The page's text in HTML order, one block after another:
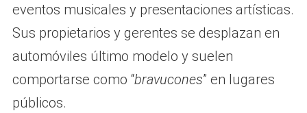
eventos musicales y presentaciones artísticas.
Sus propietarios y gerentes se desplazan en
automóviles último modelo y suelen
comportarse como “bravucones” en lugares
públicos.